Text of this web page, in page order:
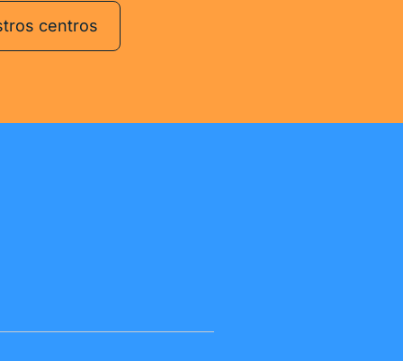
centros